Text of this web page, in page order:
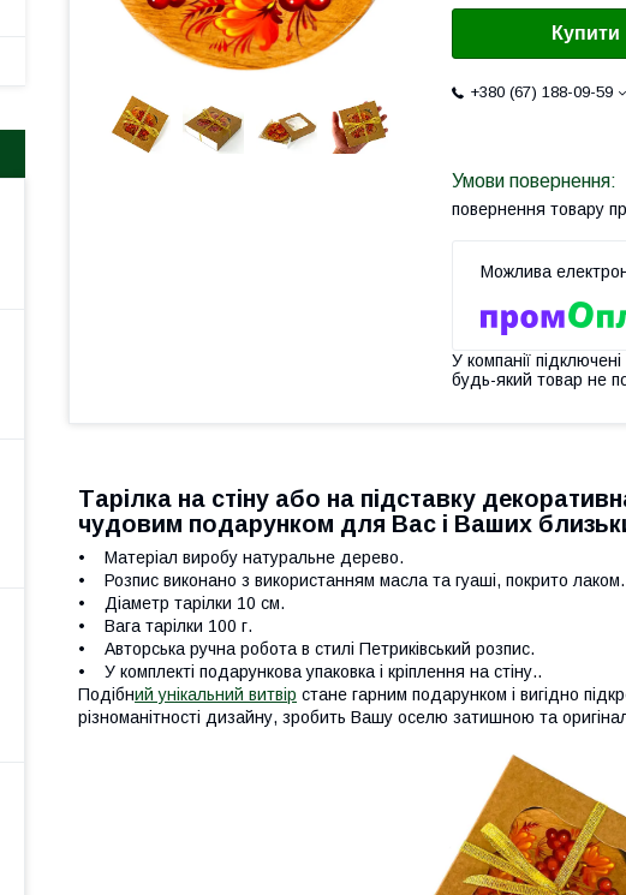
Купити
+380 (67) 188-09-59
повернення товару
У компанії
будь-який товар не
Тарілка на стіну або на підставку
чудовим подарунком для Вас і Ваших
• Матеріал виробу натуральне дерево.
• Розпис виконано з використанням масла та гуаші, покрито лаком.
• Діаметр тарілки 10 см.
• Вага тарілки 100 г.
• Авторська ручна робота в стилі Петриківський розпис.
• У комплекті подарункова упаковка і кріплення на стіну..
Подібний унікальний витвір стане гарним подарунком і вигідно
різноманітності дизайну, зробить Вашу оселю затишною та